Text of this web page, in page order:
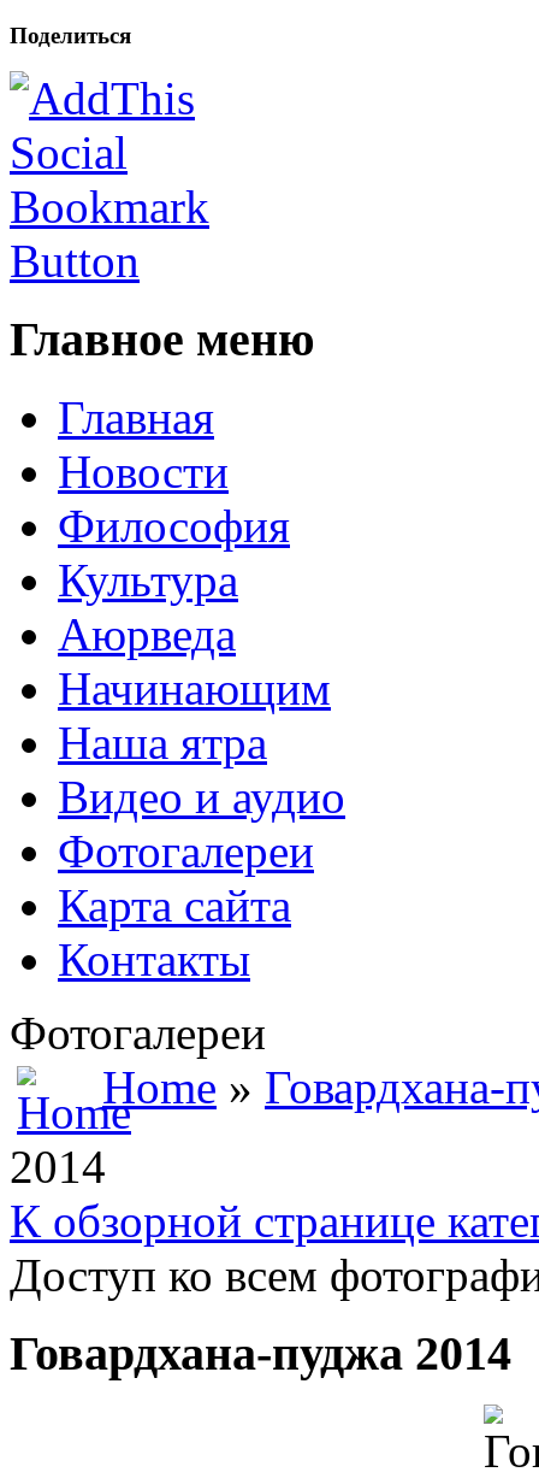
Поделиться
Главное меню
Главная
Новости
Философия
Культура
Аюрведа
Начинающим
Наша ятра
Видео и аудио
Фотогалереи
Карта сайта
Контакты
Фотогалереи
Home » Говардхана-
2014
К обзорной странице
Доступ ко всем
Говардхана-пуджа 2014